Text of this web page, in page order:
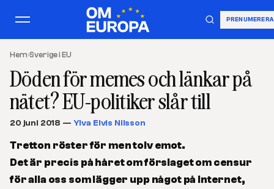
PRENUMERERA
Hem›Sverige i EU
Döden för memes och länkar på
nätet? EU-politiker slår till
20 juni 2018 — Ylva Elvis Nilsson
Tretton röster för men tolv emot.
Det är precis på håret om förslaget om censur
för alla oss som lägger upp något på Internet,